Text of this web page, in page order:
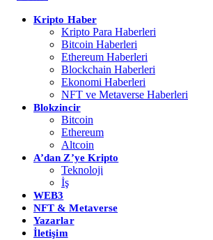
Kripto Haber
Kripto Para Haberleri
Bitcoin Haberleri
Ethereum Haberleri
Blockchain Haberleri
Ekonomi Haberleri
NFT ve Metaverse Haberleri
Blokzincir
Bitcoin
Ethereum
Altcoin
A’dan Z’ye Kripto
Teknoloji
İş
WEB3
NFT & Metaverse
Yazarlar
İletişim